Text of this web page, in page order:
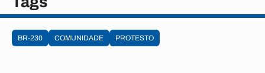
BR-230 COMUNIDADE PROTESTO